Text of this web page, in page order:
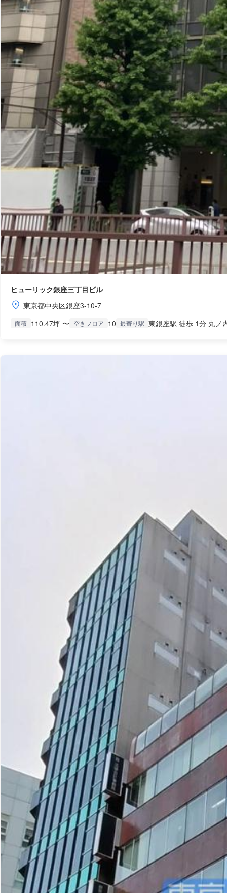
ヒューリック銀座三丁目ビル
東京都中央区銀座3-10-7
面積 110.47坪 〜 空きフロア 10 最寄り駅 東銀座駅 徒歩 1分 丸ノ